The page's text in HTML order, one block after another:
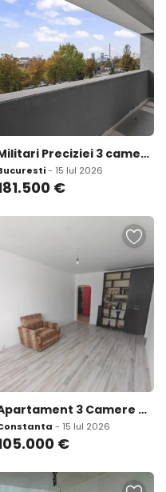
Militari Preciziei 3 camere 91 3 mp bloc nou finalizat
- 15 Iul 2026
€
Apartament 3 Camere de vanzare in zona far Constanta D
- 15 Iul 2026
€